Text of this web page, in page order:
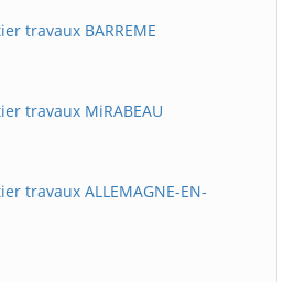
travaux BARREME
travaux MiRABEAU
travaux ALLEMAGNE-EN-